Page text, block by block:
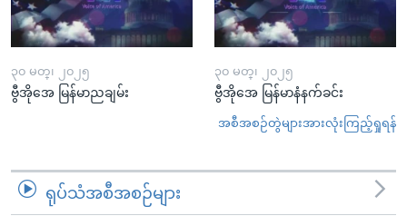
၃၀ မတ္၊ ၂၀၂၅
ဗွီအိုအေ မြန်မာညချမ်း
၃၀ မတ္၊ ၂၀၂၅
ဗွီအိုအေ မြန်မာနံနက်ခင်း
အစီအစဉ်တွဲများအားလုံးကြည့်ရှုရန်
ရုပ်သံအစီအစဉ်များ